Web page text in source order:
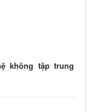
không tập trung